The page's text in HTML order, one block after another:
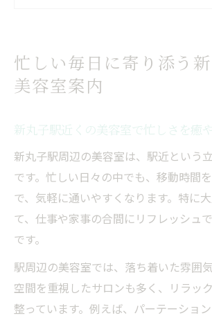
安さとサービス両立の美容室
髪質改善で大人女性が輝く美容室
大人女性に最適なヘアケアメ
髪質改善に強い美容室の選び
丁寧なカウンセリングが支え
大人女性向け美容室の口コ
大人女性のための美容室サー
おすすめ美容室で叶う理想の
忙しい毎日に寄り添う
美容室案内
新丸子駅近くの美容室で忙しさを癒
新丸子駅周辺の美容室は、駅近という
です。忙しい日々の中でも、移動時間
で、気軽に通いやすくなります。特に
て、仕事や家事の合間にリフレッシュ
です。
駅周辺の美容室では、落ち着いた雰囲
空間を重視したサロンも多く、リラッ
整っています。例えば、パーテーショ